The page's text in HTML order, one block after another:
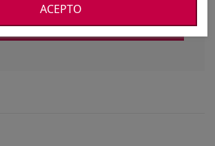
precios debes registrarte o
ACEPTO